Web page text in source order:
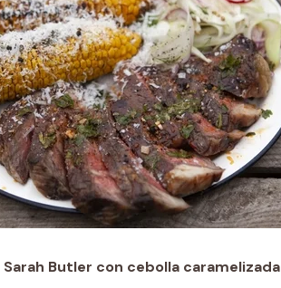
Butler con cebolla caramelizada